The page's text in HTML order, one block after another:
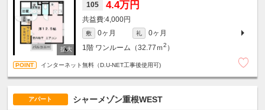
105 4.4万円
4,000円
敷 0ヶ月 礼
0ヶ月
1階 ワンルーム（32.77ｍ2 ）
インターネット無料（D.U-NET工事後使用可)
アパート シャーメゾン重根WEST